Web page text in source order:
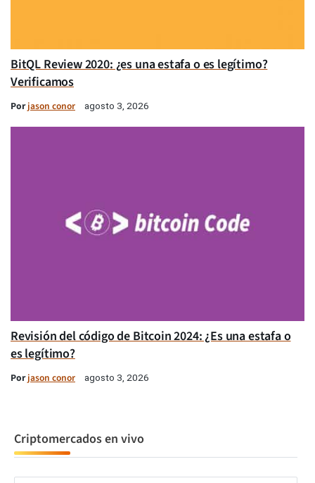
BitQL Review 2020: ¿es una estafa o es legítimo?
Verificamos
Porjason conor agosto 3, 2026
Revisión del código de Bitcoin 2024: ¿Es una estafa o
es legítimo?
Porjason conor agosto 3, 2026
Criptomercados en vivo